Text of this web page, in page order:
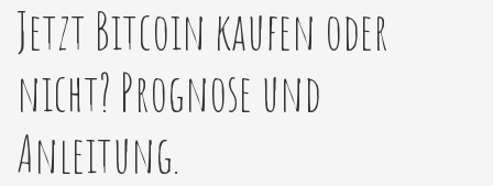
Jetzt Bitcoin kaufen oder
nicht? Prognose und
Anleitung.